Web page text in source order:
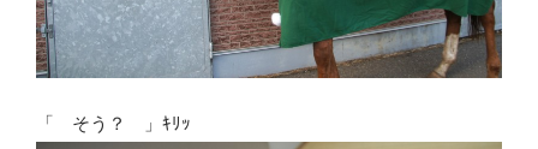
「 そう？ 」ｷﾘｯ